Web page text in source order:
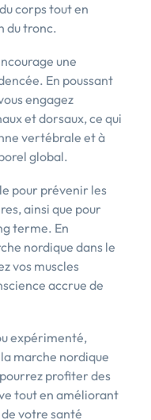
corps tout en
du tronc.
une
En poussant
engagez
et dorsaux, ce qui
vertébrale et à
global.
pour prévenir les
ainsi que pour
terme. En
nordique dans le
vos muscles
accrue de
expérimenté,
marche nordique
profiter des
tout en améliorant
votre santé